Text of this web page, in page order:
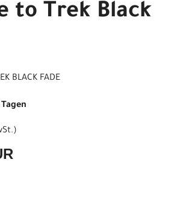
to Trek Black
BLACK FADE